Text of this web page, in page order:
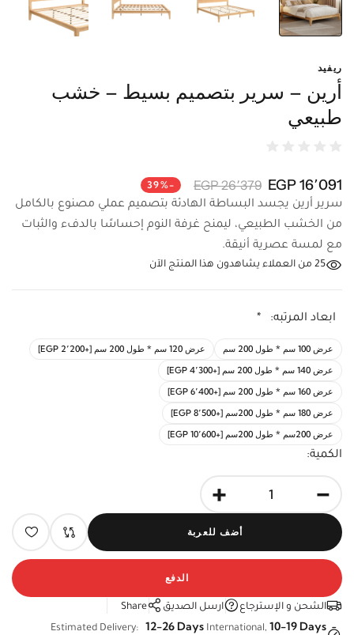
ريفيد
أرين – سرير بتصميم بسيط – خشب
طبيعي
16٬091 EGP 26٬379 EGP -39%
سرير أرين يجسد البساطة الهادئة بتصميم عملي مصنوع بالكامل
من الخشب الطبيعي، ليمنح غرفة النوم إحساسًا بالدفء والثبات
مع لمسة عصرية أنيقة.
25 من العملاء يشاهدون هذا المنتج الآن
ابعاد المرتبه: *
عرض 100 سم * طول 200 سم
عرض 120 سم * طول 200 سم [+2٬200 EGP]
عرض 140 سم * طول 200 سم [+4٬300 EGP]
عرض 160 سم * طول 200 سم [+6٬400 EGP]
عرض 180 سم * طول 200سم [+8٬500 EGP]
عرض 200سم * طول 200سم [+10٬600 EGP]
الكمية:
-
+
أضف للعربة
الدفع
الشحن و الإسترجاع ارسل الصديق
Share
Estimated Delivery: 12-26 Days International, 10-19 Days